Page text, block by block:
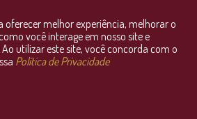
Jurídica OnLine
oferecer melhor experiência, melhorar o
você interage em nosso site e
utilizar este site, você concorda com o
Política de Privacidade